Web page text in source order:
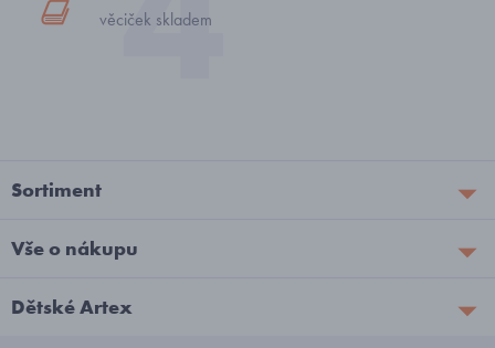
věciček skladem
Sortiment
Vše o nákupu
Dětské Artex